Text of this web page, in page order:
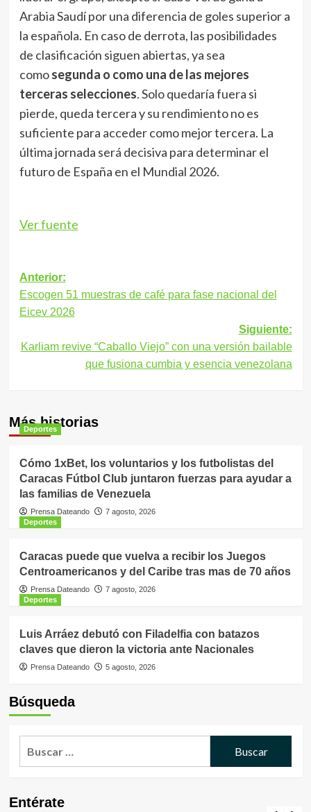
Arabia Saudí por una diferencia de goles superior a
la española. En caso de derrota, las posibilidades
de clasificación siguen abiertas, ya sea
comosegunda o como una de las mejores
terceras selecciones. Solo quedaría fuera si
pierde, queda tercera y su rendimiento no es
suficiente para acceder como mejor tercera. La
última jornada será decisiva para determinar el
futuro de España en el Mundial 2026.
Ver fuente
Navegación
de
entradas
Anterior:
Escogen 51 muestras de café para fase nacional del
Eicev 2026
Siguiente:
Karliam revive “Caballo Viejo” con una versión bailable
que fusiona cumbia y esencia venezolana
Más historias
Deportes
Cómo 1xBet, los voluntarios y los futbolistas del
Caracas Fútbol Club juntaron fuerzas para ayudar a
las familias de Venezuela
Prensa Dateando
7 agosto, 2026
Deportes
Caracas puede que vuelva a recibir los Juegos
Centroamericanos y del Caribe tras mas de 70 años
Prensa Dateando
7 agosto, 2026
Deportes
Luis Arráez debutó con Filadelfia con batazos
claves que dieron la victoria ante Nacionales
Prensa Dateando 5 agosto, 2026
Búsqueda
Entérate